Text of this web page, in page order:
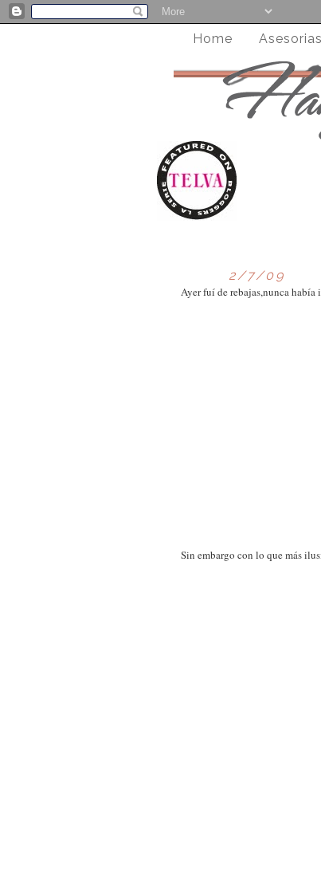
Home
2/7/09
Ayer fuí de rebajas,nunca
Sin embargo con lo que más